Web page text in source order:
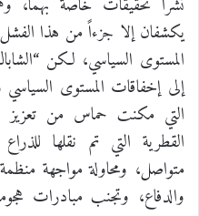
يكشفان إلا جزءاً من هذا
المستوى السياسي، لكن
إلى إخفاقات المستوى السياسي
التي مكنت حماس من تعزيز
القطرية التي تم نقلها
متواصل، ومحاولة مواجهة
والدفاع، وتجنب مبادرات